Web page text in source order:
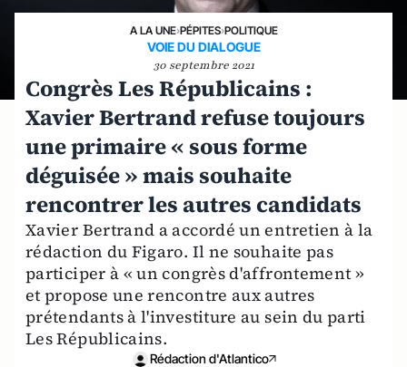
A LA UNE›PÉPITES›POLITIQUE
VOIE DU DIALOGUE
30 septembre 2021
Congrès Les Républicains :
Xavier Bertrand refuse toujours
une primaire « sous forme
déguisée » mais souhaite
rencontrer les autres candidats
Xavier Bertrand a accordé un entretien à la
rédaction du Figaro. Il ne souhaite pas
participer à « un congrès d'affrontement »
et propose une rencontre aux autres
prétendants à l'investiture au sein du parti
Les Républicains.
Rédaction d'Atlantico